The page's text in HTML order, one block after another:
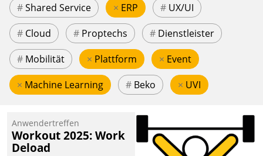
#Shared Service × ERP # UX/UI
# Cloud # Proptechs # Dienstleister
# Mobilität × Plattform × Event
× Machine Learning # Beko × UVI
Anwendertreffen
Workout 2025: Work
Deload